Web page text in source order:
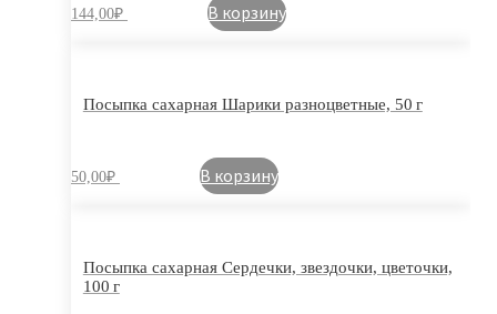
144,00₽ В корзину
Посыпка сахарная Шарики разноцветные, 50 г
50,00₽ В корзину
Посыпка сахарная Сердечки, звездочки, цветочки,
100 г